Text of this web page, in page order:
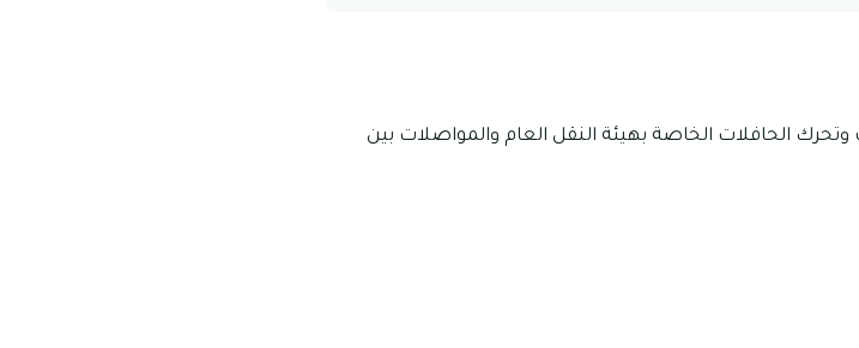
الحافلات الخاصة بهيئة النقل العام والمواصلات بين